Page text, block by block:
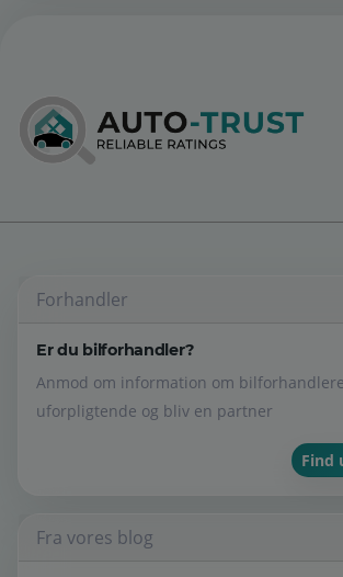
Forhandler
Er du bilforhandler?
Anmod om information om
uforpligtende og bliv en partner
Find
Fra vores blog